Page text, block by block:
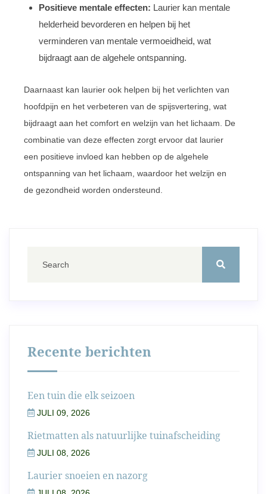
Positieve mentale effecten: Laurier kan mentale
helderheid bevorderen en helpen bij het
verminderen van mentale vermoeidheid, wat
bijdraagt aan de algehele ontspanning.
Daarnaast kan laurier ook helpen bij het verlichten van
hoofdpijn en het verbeteren van de spijsvertering, wat
bijdraagt aan het comfort en welzijn van het lichaam. De
combinatie van deze effecten zorgt ervoor dat laurier
een positieve invloed kan hebben op de algehele
ontspanning van het lichaam, waardoor het welzijn en
de gezondheid worden ondersteund.
Recente berichten
Een tuin die elk seizoen
JULI 09, 2026
Rietmatten als natuurlijke tuinafscheiding
JULI 08, 2026
Laurier snoeien en nazorg